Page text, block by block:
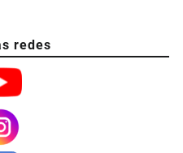
redes